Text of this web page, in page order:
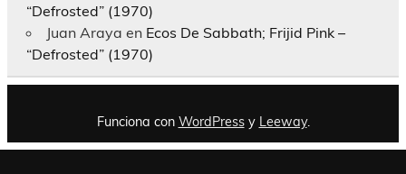
“Defrosted” (1970)
Juan Araya en Ecos De Sabbath; Frijid Pink –
“Defrosted” (1970)
Funciona con WordPressy Leeway.